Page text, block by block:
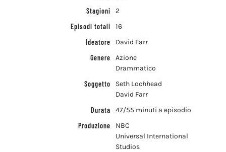
Stagioni
2
Episodi totali
16
Ideatore
David Farr
Genere
Azione
Drammatico
Soggetto
Seth Lochhead
David Farr
Durata
47/55 minuti a episodio
Produzione
NBC
Universal International
Studios